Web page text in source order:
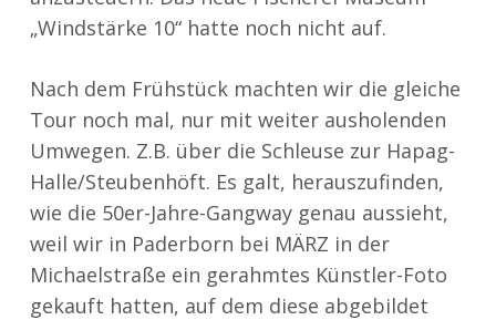
„Windstärke 10“ hatte noch nicht auf.
Nach dem Frühstück machten wir die gleiche
Tour noch mal, nur mit weiter ausholenden
Umwegen. Z.B. über die Schleuse zur Hapag-
Halle/Steubenhöft. Es galt, herauszufinden,
wie die 50er-Jahre-Gangway genau aussieht,
weil wir in Paderborn bei MÄRZ in der
Michaelstraße ein gerahmtes Künstler-Foto
gekauft hatten, auf dem diese abgebildet